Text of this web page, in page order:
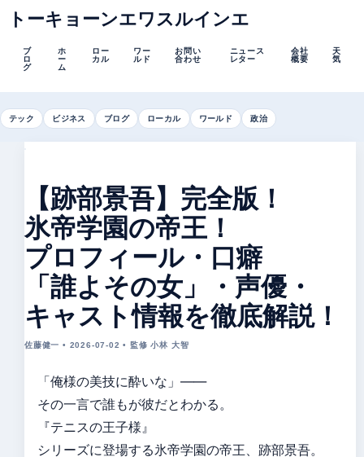
トーキョーンエワスルインエ
ブ
ロ
グ
ホ
ー
ム
ロー
カル
ワー
ルド
お問い
合わせ
ニュース
レター
会社
概要
天
気
テック ビジネス ブログ ローカル ワールド 政治
【跡部景吾】完全版！
氷帝学園の帝王！
プロフィール・口癖
「誰よその女」・声優・
キャスト情報を徹底解説！
佐藤健一 • 2026-07-02 • 監修 小林 大智
「俺様の美技に酔いな」——
その一言で誰もが彼だとわかる。
『テニスの王子様』
シリーズに登場する氷帝学園の帝王、跡部景吾。